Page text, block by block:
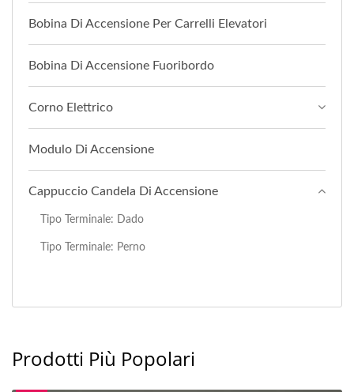
Bobina Di Accensione Per Carrelli Elevatori
Bobina Di Accensione Fuoribordo
Corno Elettrico
Modulo Di Accensione
Cappuccio Candela Di Accensione
Tipo Terminale: Dado
Tipo Terminale: Perno
Prodotti Più Popolari